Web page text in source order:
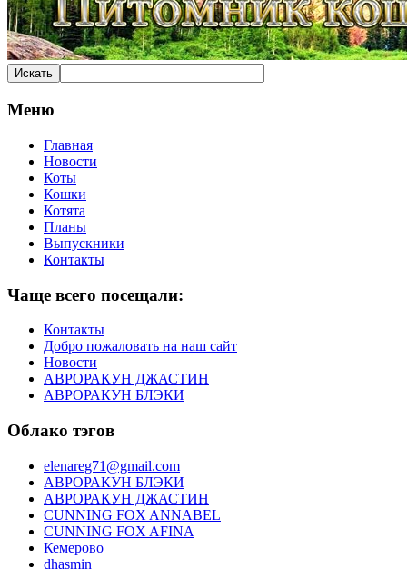
Меню
Главная
Новости
Коты
Кошки
Котята
Планы
Выпускники
Контакты
Чаще всего посещали:
Контакты
Добро пожаловать на наш сайт
Новости
АВРОРАКУН ДЖАСТИН
АВРОРАКУН БЛЭКИ
Облако тэгов
elenareg71@gmail.com
АВРОРАКУН БЛЭКИ
АВРОРАКУН ДЖАСТИН
CUNNING FOX ANNABEL
CUNNING FOX AFINA
Кемерово
dhasmin